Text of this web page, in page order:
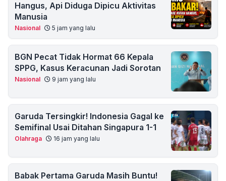
Hangus, Api Diduga Dipicu Aktivitas
Manusia
Nasional 5 jam yang lalu
BGN Pecat Tidak Hormat 66 Kepala
SPPG, Kasus Keracunan Jadi Sorotan
Nasional 9 jam yang lalu
Garuda Tersingkir! Indonesia Gagal ke
Semifinal Usai Ditahan Singapura 1-1
Olahraga 16 jam yang lalu
Babak Pertama Garuda Masih Buntu!